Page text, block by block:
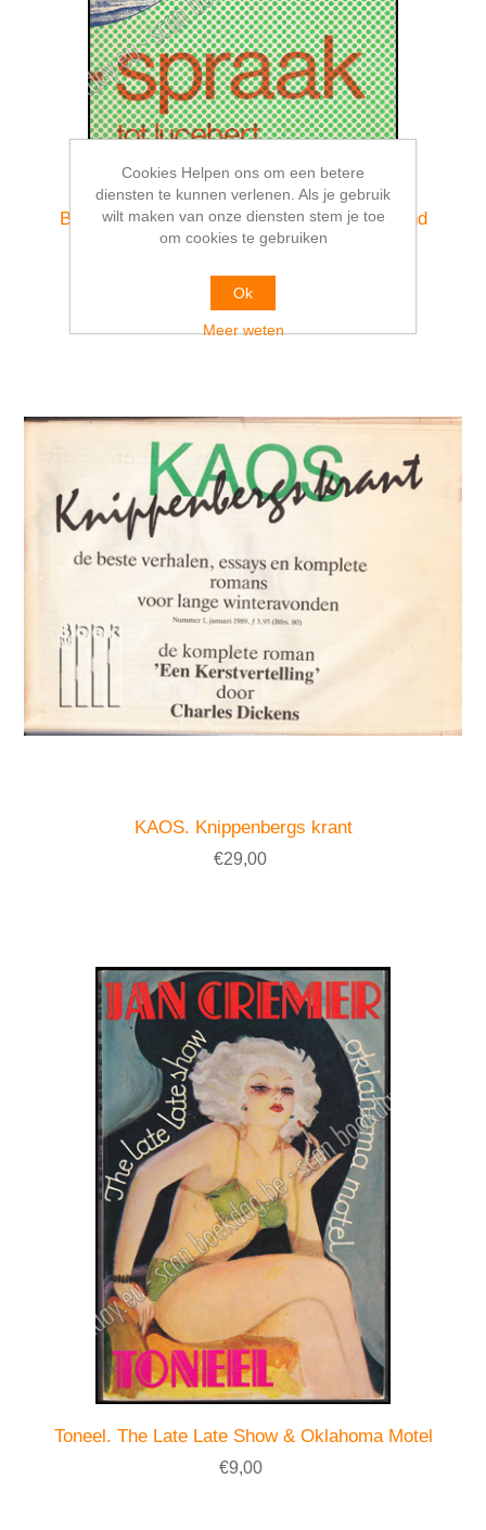
Beeld - Spraak. Van Luiken tot Lucebert.
Beeldende kunst van schrijvers uit Nederland
€21,00
KAOS. Knippenbergs krant
€29,00
Toneel. The Late Late Show & Oklahoma Motel
€9,00
Cookies Helpen ons om een betere
diensten te kunnen verlenen. Als je gebruik
wilt maken van onze diensten stem je toe
om cookies te gebruiken
Ok
Meer weten